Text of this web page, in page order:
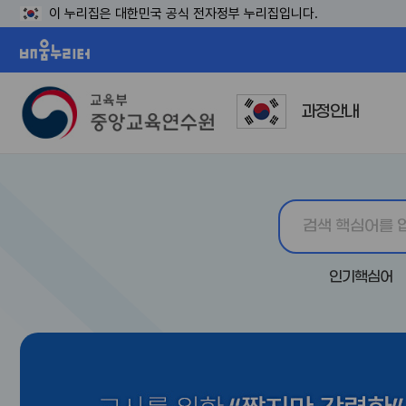
이 누리집은 대한민국 공식 전자정부 누리집입니다.
과정안내
인기핵심어